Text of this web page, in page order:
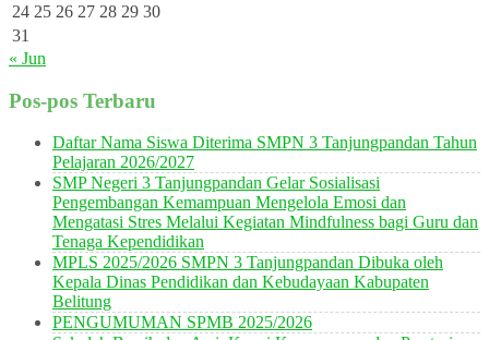
24 25 26 27 28 29 30
31
« Jun
Pos-pos Terbaru
Daftar Nama Siswa Diterima SMPN 3 Tanjungpandan Tahun
Pelajaran 2026/2027
SMP Negeri 3 Tanjungpandan Gelar Sosialisasi
Pengembangan Kemampuan Mengelola Emosi dan
Mengatasi Stres Melalui Kegiatan Mindfulness bagi Guru dan
Tenaga Kependidikan
MPLS 2025/2026 SMPN 3 Tanjungpandan Dibuka oleh
Kepala Dinas Pendidikan dan Kebudayaan Kabupaten
Belitung
PENGUMUMAN SPMB 2025/2026